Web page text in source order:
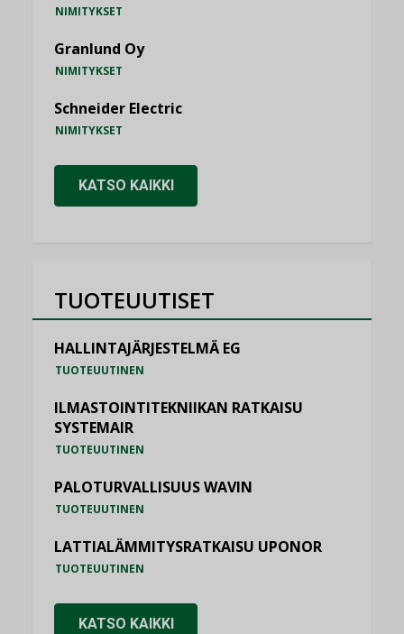
NIMITYKSET
Granlund Oy
NIMITYKSET
Schneider Electric
NIMITYKSET
KATSO KAIKKI
TUOTEUUTISET
HALLINTAJÄRJESTELMÄ EG
TUOTEUUTINEN
ILMASTOINTITEKNIIKAN RATKAISU
SYSTEMAIR
TUOTEUUTINEN
PALOTURVALLISUUS WAVIN
TUOTEUUTINEN
LATTIALÄMMITYSRATKAISU UPONOR
TUOTEUUTINEN
KATSO KAIKKI